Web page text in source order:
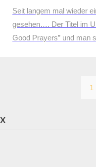
Seit langem mal wieder
gesehen…. Der Titel im
Good Prayers” und man
1
X